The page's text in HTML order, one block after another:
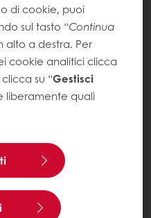
di cookie, puoi
sul tasto “Continua
alto a destra. Per
cookie analitici clicca
su “Gestisci
liberamente quali